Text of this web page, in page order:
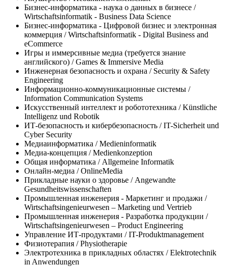
Бизнес-информатика - наука о данных в бизнесе /
Wirtschaftsinformatik - Business Data Science
Бизнес-информатика - Цифровой бизнес и электронная
коммерция / Wirtschaftsinformatik - Digital Business and
eCommerce
Игры и иммерсивные медиа (требуется знание
английского) / Games & Immersive Media
Инженерная безопасность и охрана / Security & Safety
Engineering
Информационно-коммуникационные системы /
Information Communication Systems
Искусственный интеллект и робототехника / Künstliche
Intelligenz und Robotik
ИТ-безопасность и кибербезопасность / IT-Sicherheit und
Cyber Security
Медиаинформатика / Medieninformatik
Медиа-концепция / Medienkonzeption
Общая информатика / Allgemeine Informatik
Онлайн-медиа / OnlineMedia
Прикладные науки о здоровье / Angewandte
Gesundheitswissenschaften
Промышленная инженерия - Маркетинг и продажи /
Wirtschaftsingenieurwesen – Marketing und Vertrieb
Промышленная инженерия - Разработка продукции /
Wirtschaftsingenieurwesen – Product Engineering
Управление ИТ-продуктами / IT-Produktmanagement
Физиотерапия / Physiotherapie
Электротехника в прикладных областях / Elektrotechnik
in Anwendungen